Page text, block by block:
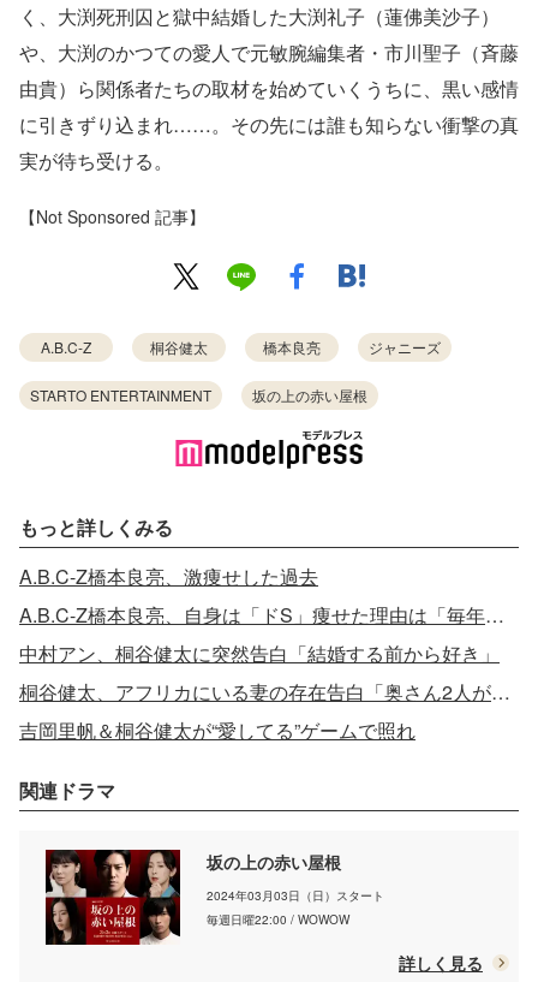
く、大渕死刑囚と獄中結婚した大渕礼子（蓮佛美沙子）
や、大渕のかつての愛人で元敏腕編集者・市川聖子（斉藤
由貴）ら関係者たちの取材を始めていくうちに、黒い感情
に引きずり込まれ……。その先には誰も知らない衝撃の真
実が待ち受ける。
【Not Sponsored 記事】
A.B.C-Z 桐谷健太 橋本良亮 ジャニーズ
STARTO ENTERTAINMENT 坂の上の赤い屋根
もっと詳しくみる
A.B.C-Z橋本良亮、激痩せした過去
A.B.C-Z橋本良亮、自身は「ドS」痩せた理由は「毎年…」
中村アン、桐谷健太に突然告白「結婚する前から好き」
桐谷健太、アフリカにいる妻の存在告白「奥さん2人が寝に来た」
吉岡里帆＆桐谷健太が“愛してる”ゲームで照れ
関連ドラマ
坂の上の赤い屋根
2024年03月03日（日）スタート
毎週日曜22:00 / WOWOW
詳しく見る